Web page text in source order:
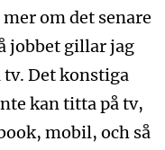
om det senare
jobbet gillar jag
Det konstiga
kan titta på tv,
mobil, och så